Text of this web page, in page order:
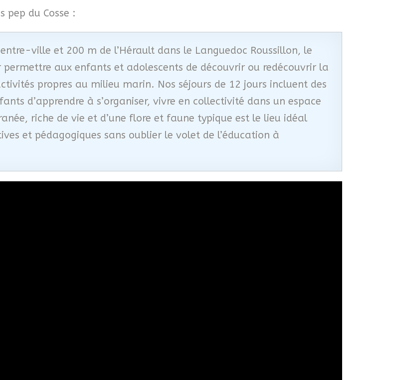
pep du Cosse :
ville et 200 m de l’Hérault dans le Languedoc Roussillon, le
aux enfants et adolescents de découvrir ou redécouvrir la
propres au milieu marin. Nos séjours de 12 jours incluent des
d’apprendre à s’organiser, vivre en collectivité dans un espace
riche de vie et d’une flore et faune typique est le lieu idéal
et pédagogiques sans oublier le volet de l’éducation à